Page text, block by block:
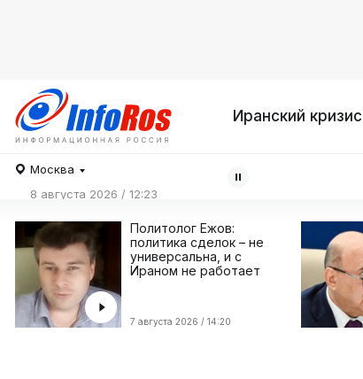
Иранский кризис
Москва
8 августа 2026 / 12:23
Политолог Ежов:
политика сделок – не
универсальна, и с
Ираном не работает
7 августа 2026 / 14:20